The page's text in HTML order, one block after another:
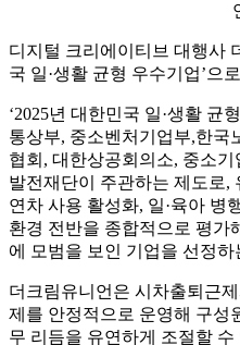
디지털 크리에이티브 대행사
국 일·생활 균형 우수기업’으
‘2025년 대한민국 일·생활 균
통상부, 중소벤처기업부,한국
협회, 대한상공회의소, 중소
발전재단이 주관하는 제도로,
연차 사용 활성화, 일·육아 병
환경 전반을 종합적으로 평가
에 모범을 보인 기업을 선정하
더크림유니언은 시차출퇴근
제를 안정적으로 운영해 구성
무 리듬을 유연하게 조절할